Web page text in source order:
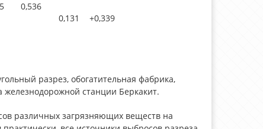
0,536
0,131 +0,339
разрез, обогатительная фабрика,
железнодорожной станции Беркакит.
различных загрязняющих веществ на